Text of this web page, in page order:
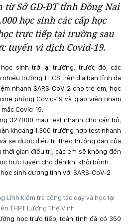
từ Sở GD-ĐT tỉnh Đồng Nai
học sinh các cấp học
trực tiếp tại trường sau
tuyến vì dịch Covid-19.
sinh trở lại trường, trước đó, các
trường THCS trên địa bàn tỉnh đã
nhanh SARS-CoV-2 cho trẻ em, học
phòng Covid-19 và giáo viên nhằm
Covid-19.
327.000 mẫu test nhanh cho cán bộ,
khoảng 1.300 trường hợp test nhanh
sẽ được điều trị theo hướng dẫn của
gian điều trị, các em sẽ không đến
trực tuyến cho đến khi khỏi bệnh.
Lĩnh kiểm tra công tác dạy và học tại
THPT Lương Thế Vinh
học trực tiếp, toàn tỉnh đã có 350